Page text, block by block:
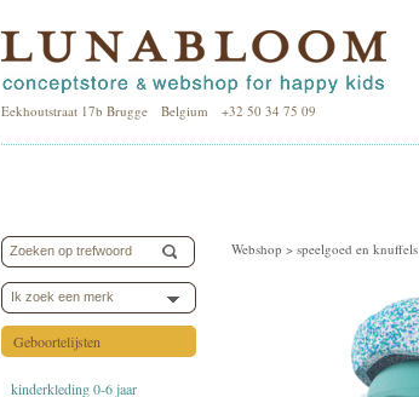
Eekhoutstraat 17b Brugge Belgium +32 50 34 75 09
Ik zoek een merk
Geboortelijsten
kinderkleding 0-6 jaar
Webshop > speelgoed en knuffels